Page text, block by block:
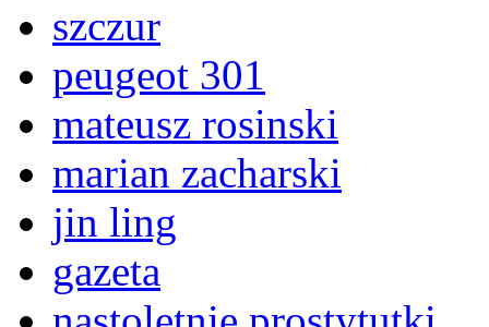
szczur
peugeot 301
mateusz rosinski
marian zacharski
jin ling
gazeta